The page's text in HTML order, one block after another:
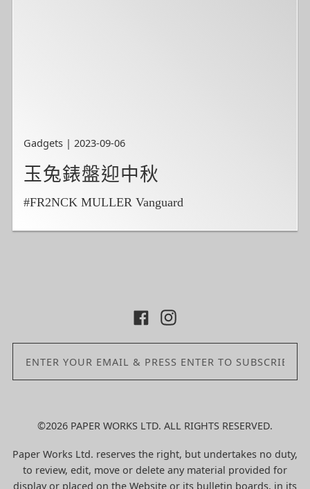
Gadgets | 2023-09-06
玉兔錶盤迎中秋
#FR2NCK MULLER Vanguard
©2026 PAPER WORKS LTD. ALL RIGHTS RESERVED.
Paper Works Ltd. reserves the right, but undertakes no duty,
to review, edit, move or delete any material provided for
display or placed on the Website or its bulletin boards, in its